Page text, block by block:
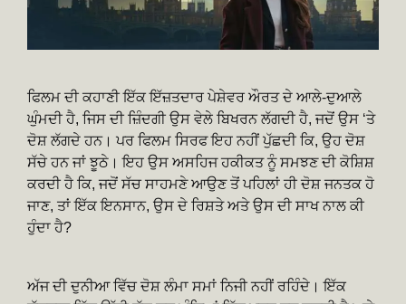
ਫਿਲਮ ਦੀ ਕਹਾਣੀ ਇੱਕ ਇੱਜ਼ਤਦਾਰ ਪੇਸ਼ੇਵਰ ਔਰਤ ਦੇ ਆਲੇ-ਦੁਆਲੇ
ਘੁੰਮਦੀ ਹੈ, ਜਿਸ ਦੀ ਜ਼ਿੰਦਗੀ ਉਸ ਵੇਲੇ ਬਿਖਰਨ ਲੱਗਦੀ ਹੈ, ਜਦੋਂ ਉਸ ‘ਤੇ
ਦੋਸ਼ ਲੱਗਦੇ ਹਨ। ਪਰ ਫਿਲਮ ਸਿਰਫ ਇਹ ਨਹੀਂ ਪੁੱਛਦੀ ਕਿ, ਉਹ ਦੋਸ਼
ਸੱਚੇ ਹਨ ਜਾਂ ਝੂਠੇ। ਇਹ ਉਸ ਅਸਹਿਜ ਹਕੀਕਤ ਨੂੰ ਸਮਝਣ ਦੀ ਕੋਸ਼ਿਸ਼
ਕਰਦੀ ਹੈ ਕਿ, ਜਦੋਂ ਸੱਚ ਸਾਹਮਣੇ ਆਉਣ ਤੋਂ ਪਹਿਲਾਂ ਹੀ ਦੋਸ਼ ਜਨਤਕ ਹੋ
ਜਾਣ, ਤਾਂ ਇੱਕ ਇਨਸਾਨ, ਉਸ ਦੇ ਰਿਸ਼ਤੇ ਅਤੇ ਉਸ ਦੀ ਸਾਖ ਨਾਲ ਕੀ
ਹੁੰਦਾ ਹੈ?
ਅੱਜ ਦੀ ਦੁਨੀਆ ਵਿੱਚ ਦੋਸ਼ ਲੰਮਾ ਸਮਾਂ ਨਿਜੀ ਨਹੀਂ ਰਹਿੰਦੇ। ਇੱਕ